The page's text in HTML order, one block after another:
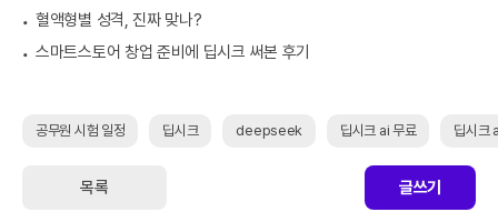
혈액형별 성격, 진짜 맞나?
스마트스토어 창업 준비에 딥시크 써본 후기
공무원 시험 일정 딥시크 deepseek 딥시크 ai 무료 딥시크
목록 글쓰기